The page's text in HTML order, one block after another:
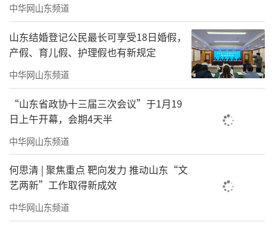
中华网山东频道
山东结婚登记公民最长可享受18日婚假，
产假、育儿假、护理假也有新规定
中华网山东频道
“山东省政协十三届三次会议”于1月19
日上午开幕，会期4天半
中华网山东频道
何思清 | 聚焦重点 靶向发力 推动山东“文
艺两新”工作取得新成效
中华网山东频道